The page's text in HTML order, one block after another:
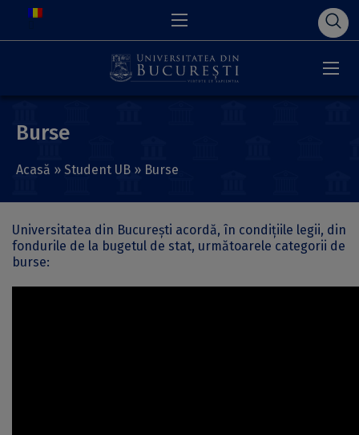
Burse
Acasă » Student UB » Burse
Universitatea din Bucureşti acordă, în condiţiile legii, din
fondurile de la bugetul de stat, următoarele categorii de
burse: